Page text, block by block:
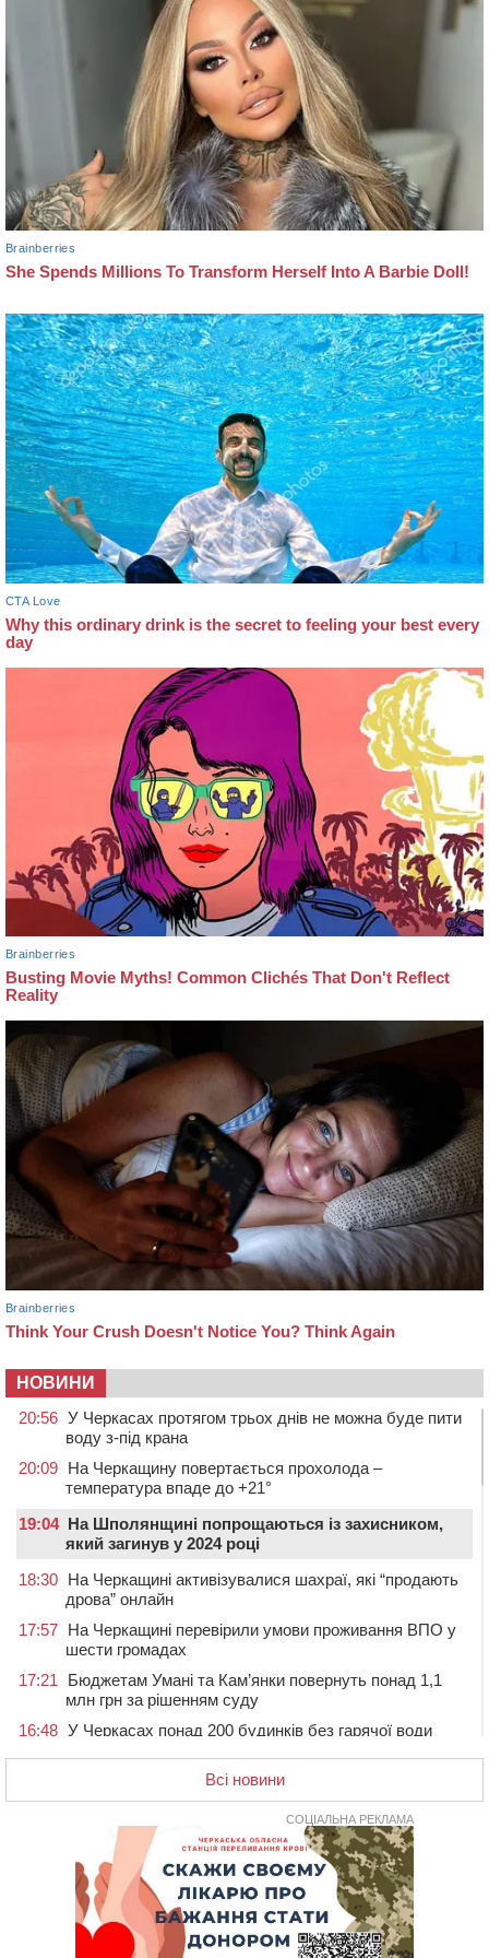
НОВИНИ
20:56 У Черкасах протягом трьох днів не можна буде пити
воду з-під крана
20:09 На Черкащину повертається прохолода –
температура впаде до +21°
19:04 На Шполянщині попрощаються із захисником,
який загинув у 2024 році
18:30 На Черкащині активізувалися шахраї, які “продають
дрова” онлайн
17:57 На Черкащині перевірили умови проживання ВПО у
шести громадах
17:21
Бюджетам Умані та Кам’янки повернуть понад 1,1
млн грн за рішенням суду
16:48 У Черкасах понад 200 будинків без гарячої води
На Звенигородщині провели в останню путь
загиблого на Херсонщині військового
Сьогодні ЛНЗ зустрінеться з “Карпатами” у Львові
Поблизу Умані нетверезий водій Jaguar протаранив
два автомобілі
У Черкасах попрощалися з матросом та
солдатом, які загинули на війні
Всі новини
СОЦІАЛЬНА РЕКЛАМА